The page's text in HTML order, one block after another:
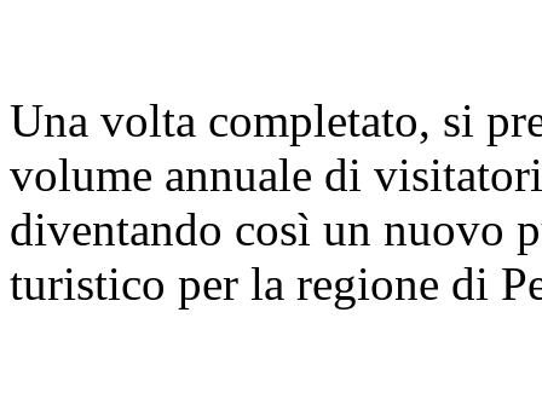
Una volta completato, si
volume annuale di
diventando così un nuovo
turistico per la regione di